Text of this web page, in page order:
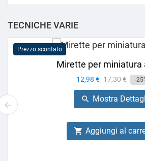
TECNICHE VARIE
Prezzo scontato
Mirette per miniatura
Prezzo
12,98 € Prezzo
base
17,30 € -
 Mostra
 Aggiungi al